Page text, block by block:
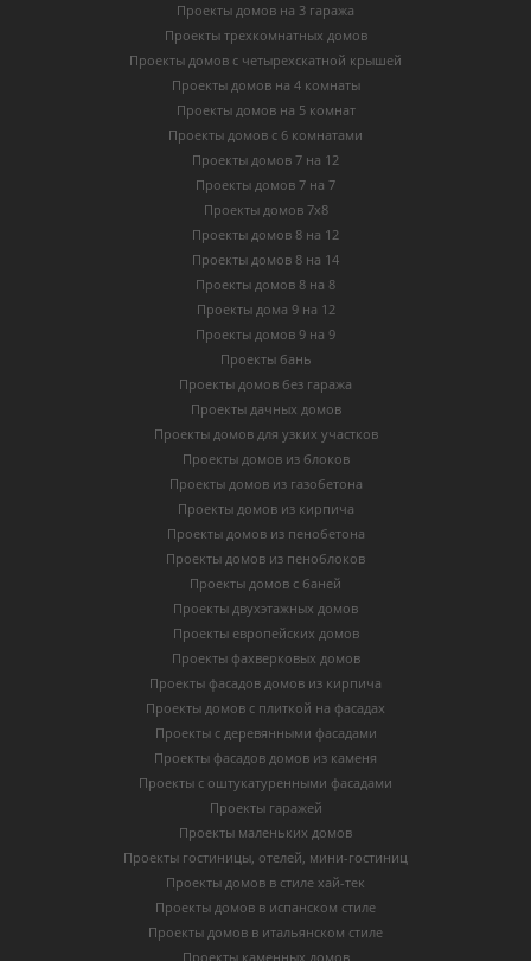
Проекты домов на 3 гаража
Проекты трехкомнатных домов
Проекты домов с четырехскатной крышей
Проекты домов на 4 комнаты
Проекты домов на 5 комнат
Проекты домов с 6 комнатами
Проекты домов 7 на 12
Проекты домов 7 на 7
Проекты домов 7х8
Проекты домов 8 на 12
Проекты домов 8 на 14
Проекты домов 8 на 8
Проекты дома 9 на 12
Проекты домов 9 на 9
Проекты бань
Проекты домов без гаража
Проекты дачных домов
Проекты домов для узких участков
Проекты домов из блоков
Проекты домов из газобетона
Проекты домов из кирпича
Проекты домов из пенобетона
Проекты домов из пеноблоков
Проекты домов с баней
Проекты двухэтажных домов
Проекты европейских домов
Проекты фахверковых домов
Проекты фасадов домов из кирпича
Проекты домов с плиткой на фасадах
Проекты с деревянными фасадами
Проекты фасадов домов из каменя
Проекты с оштукатуренными фасадами
Проекты гаражей
Проекты маленьких домов
Проекты гостиницы, отелей, мини-гостиниц
Проекты домов в стиле хай-тек
Проекты домов в испанском стиле
Проекты домов в итальянском стиле
Проекты каменных домов